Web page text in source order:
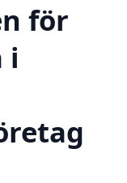
för
i